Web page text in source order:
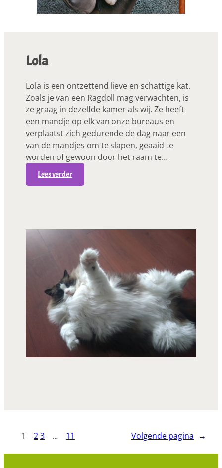
Lola
Lola is een ontzettend lieve en schattige kat.
Zoals je van een Ragdoll mag verwachten, is
ze graag in dezelfde kamer als wij. Ze heeft
een mandje op elk van onze bureaus en
verplaatst zich gedurende de dag naar een
van de mandjes om te slapen, geaaid te
worden of gewoon door het raam te…
Lees verder:
L
1 23 … 11 Volgende pagina →